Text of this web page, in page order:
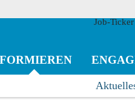
Job-Ticker